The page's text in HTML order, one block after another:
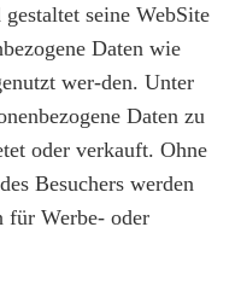
seine WebSite
Daten wie
wer-den. Unter
Daten zu
oder verkauft. Ohne
Besuchers werden
für Werbe- oder